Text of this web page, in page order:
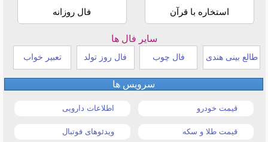
استخاره با قرآن فال روزانه
سایر فال ها
طالع بینی هندی فال چوب فال روز تولد تعبیر خواب
سرویس ها
قیمت خودرو اطلاعات دارویی
قیمت طلا و سکه ویدئوهای فوتبال